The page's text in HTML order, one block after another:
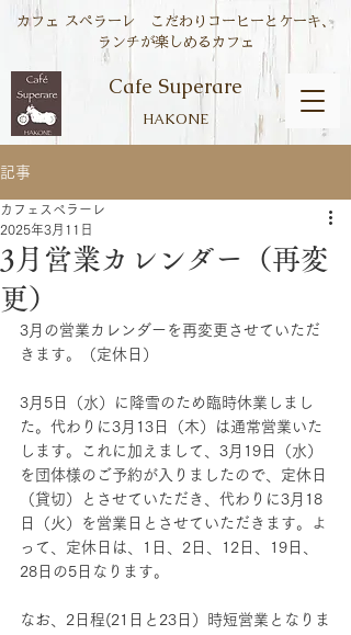
Cafe Superare
HAKONE
カフェ スペラーレ こだわりコーヒーとケーキ、
ランチが楽しめるカフェ
記事
3月営業カレンダー（再変
更）
カフェスペラーレ
2025年3月11日
3月の営業カレンダーを再変更させていただ
きます。（定休日）
3月5日（水）に降雪のため臨時休業しまし
た。代わりに3月13日（木）は通常営業いた
します。これに加えまして、3月19日（水）
を団体様のご予約が入りましたので、定休日
（貸切）とさせていただき、代わりに3月18
日（火）を営業日とさせていただきます。よ
って、定休日は、1日、2日、12日、19日、
28日の5日なります。
なお、2日程(21日と23日）時短営業となりま